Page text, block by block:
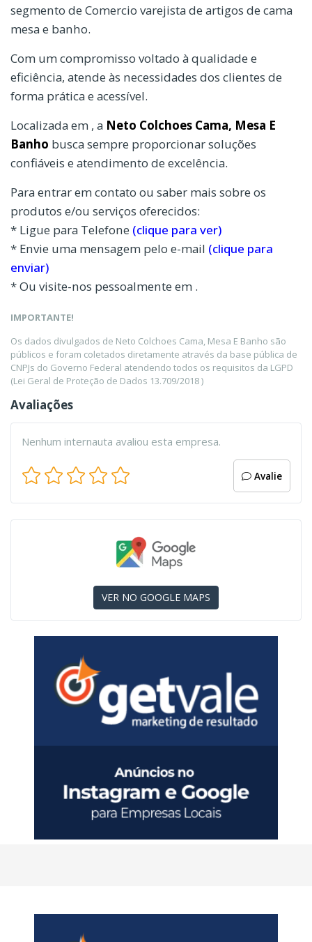
segmento de Comercio varejista de artigos de cama
mesa e banho.
Com um compromisso voltado à qualidade e
eficiência, atende às necessidades dos clientes de
forma prática e acessível.
Localizada em , a Neto Colchoes Cama, Mesa E
Banho busca sempre proporcionar soluções
confiáveis e atendimento de excelência.
Para entrar em contato ou saber mais sobre os
produtos e/ou serviços oferecidos:
* Ligue para Telefone (clique para ver)
* Envie uma mensagem pelo e-mail (clique para
enviar)
* Ou visite-nos pessoalmente em .
IMPORTANTE!
Os dados divulgados de Neto Colchoes Cama, Mesa E Banho são
públicos e foram coletados diretamente através da base pública de
CNPJs do Governo Federal atendendo todos os requisitos da LGPD
(Lei Geral de Proteção de Dados 13.709/2018 )
Avaliações
Nenhum internauta avaliou esta empresa.
Avalie
VER NO GOOGLE MAPS